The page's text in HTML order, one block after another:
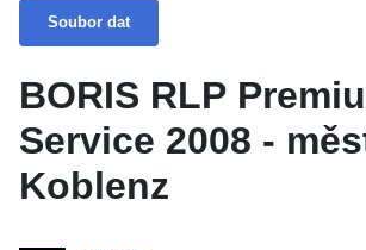
Soubor dat
BORIS RLP
Service 2008 -
Koblenz